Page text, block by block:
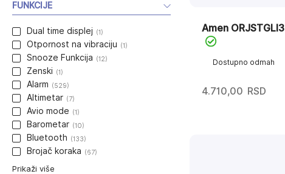
Dostupno odmah
Amen ORJSTGLI3
4.710,00 RSD
FUNKCIJE
Dual time displej (1)
Otpornost na vibraciju (1)
Snooze Funkcija (12)
Zenski (1)
Alarm (529)
Altimetar (7)
Avio mode (1)
Barometar (10)
Bluetooth (133)
Brojač koraka (67)
Prikaži više